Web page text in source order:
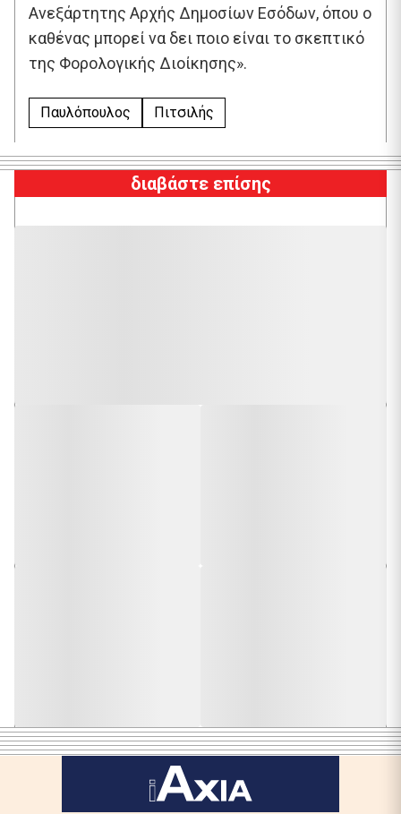
Ανεξάρτητης Αρχής Δημοσίων Εσόδων, όπου ο
καθένας μπορεί να δει ποιο είναι το σκεπτικό
της Φορολογικής Διοίκησης».
Παυλόπουλος Πιτσιλής
διαβάστε επίσης